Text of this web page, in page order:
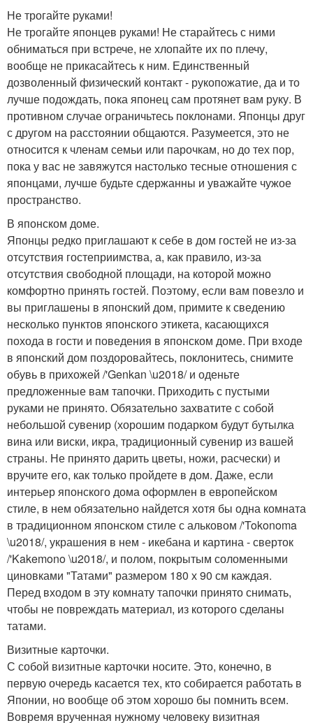
Не трогайте руками!
Не трогайте японцев руками! Не старайтесь с ними
обниматься при встрече, не хлопайте их по плечу,
вообще не прикасайтесь к ним. Единственный
дозволенный физический контакт - рукопожатие, да и то
лучше подождать, пока японец сам протянет вам руку. В
противном случае ограничьтесь поклонами. Японцы друг
с другом на расстоянии общаются. Разумеется, это не
относится к членам семьи или парочкам, но до тех пор,
пока у вас не завяжутся настолько тесные отношения с
японцами, лучше будьте сдержанны и уважайте чужое
пространство.
В японском доме.
Японцы редко приглашают к себе в дом гостей не из-за
отсутствия гостеприимства, а, как правило, из-за
отсутствия свободной площади, на которой можно
комфортно принять гостей. Поэтому, если вам повезло и
вы приглашены в японский дом, примите к сведению
несколько пунктов японского этикета, касающихся
похода в гости и поведения в японском доме. При входе
в японский дом поздоровайтесь, поклонитесь, снимите
обувь в прихожей /'Genkan \u2018/ и оденьте
предложенные вам тапочки. Приходить с пустыми
руками не принято. Обязательно захватите с собой
небольшой сувенир (хорошим подарком будут бутылка
вина или виски, икра, традиционный сувенир из вашей
страны. Не принято дарить цветы, ножи, расчески) и
вручите его, как только пройдете в дом. Даже, если
интерьер японского дома оформлен в европейском
стиле, в нем обязательно найдется хотя бы одна комната
в традиционном японском стиле с альковом /'Tokonoma
\u2018/, украшения в нем - икебана и картина - сверток
/'Kakemono \u2018/, и полом, покрытым соломенными
циновками "Татами" размером 180 х 90 см каждая.
Перед входом в эту комнату тапочки принято снимать,
чтобы не повреждать материал, из которого сделаны
татами.
Визитные карточки.
С собой визитные карточки носите. Это, конечно, в
первую очередь касается тех, кто собирается работать в
Японии, но вообще об этом хорошо бы помнить всем.
Вовремя врученная нужному человеку визитная